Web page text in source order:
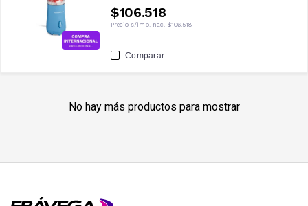
$106.518
Precio s/imp. nac. $106.518
Comparar
No hay más productos para mostrar